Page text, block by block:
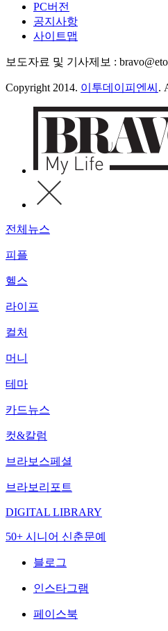
PC버전
공지사항
사이트맵
보도자료 및 기사제보 :
Copyright 2014. 이투데이피엔씨 .
전체뉴스
피플
헬스
라이프
컬처
머니
테마
카드뉴스
컷&칼럼
브라보스페셜
브라보리포트
DIGITAL LIBRARY
50+ 시니어 신춘문예
블로그
인스타그램
페이스북